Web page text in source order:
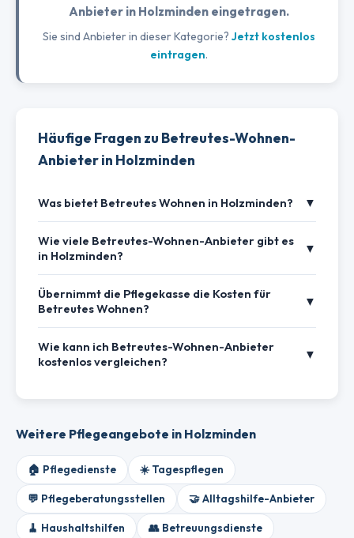
Anbieter in Holzminden eingetragen.
Sie sind Anbieter in dieser Kategorie? Jetzt kostenlos
eintragen.
Häufige Fragen zu Betreutes-Wohnen-
Anbieter in Holzminden
Was bietet Betreutes Wohnen in Holzminden? ▼
Wie viele Betreutes-Wohnen-Anbieter gibt es
in Holzminden?
▼
Übernimmt die Pflegekasse die Kosten für
Betreutes Wohnen?
▼
Wie kann ich Betreutes-Wohnen-Anbieter
kostenlos vergleichen?
▼
Weitere Pflegeangebote in Holzminden
🏠 Pflegedienste ☀️ Tagespflegen
💬 Pflegeberatungsstellen 🤝 Alltagshilfe-Anbieter
🧹 Haushaltshilfen 👥 Betreuungsdienste